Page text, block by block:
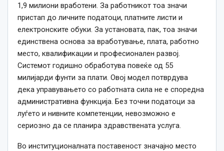
1,9 милиони вработени. За работникот тоа значи
пристап до личните податоци, платните листи и
електронските обуки. За установата, пак, тоа значи
единствена основа за вработување, плата, работно
место, квалификации и професионален развој.
Системот годишно обработува повеќе од 55
милијарди фунти за плати. Овој модел потврдува
дека управувањето со работната сила не е споредна
административна функција. Без точни податоци за
луѓето и нивните компетенции, невозможно е
сериозно да се планира здравствената услуга.
Во институционалната поставеност значајно место